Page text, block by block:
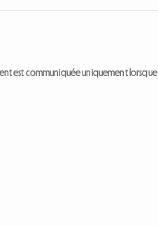
est communiquée uniquement